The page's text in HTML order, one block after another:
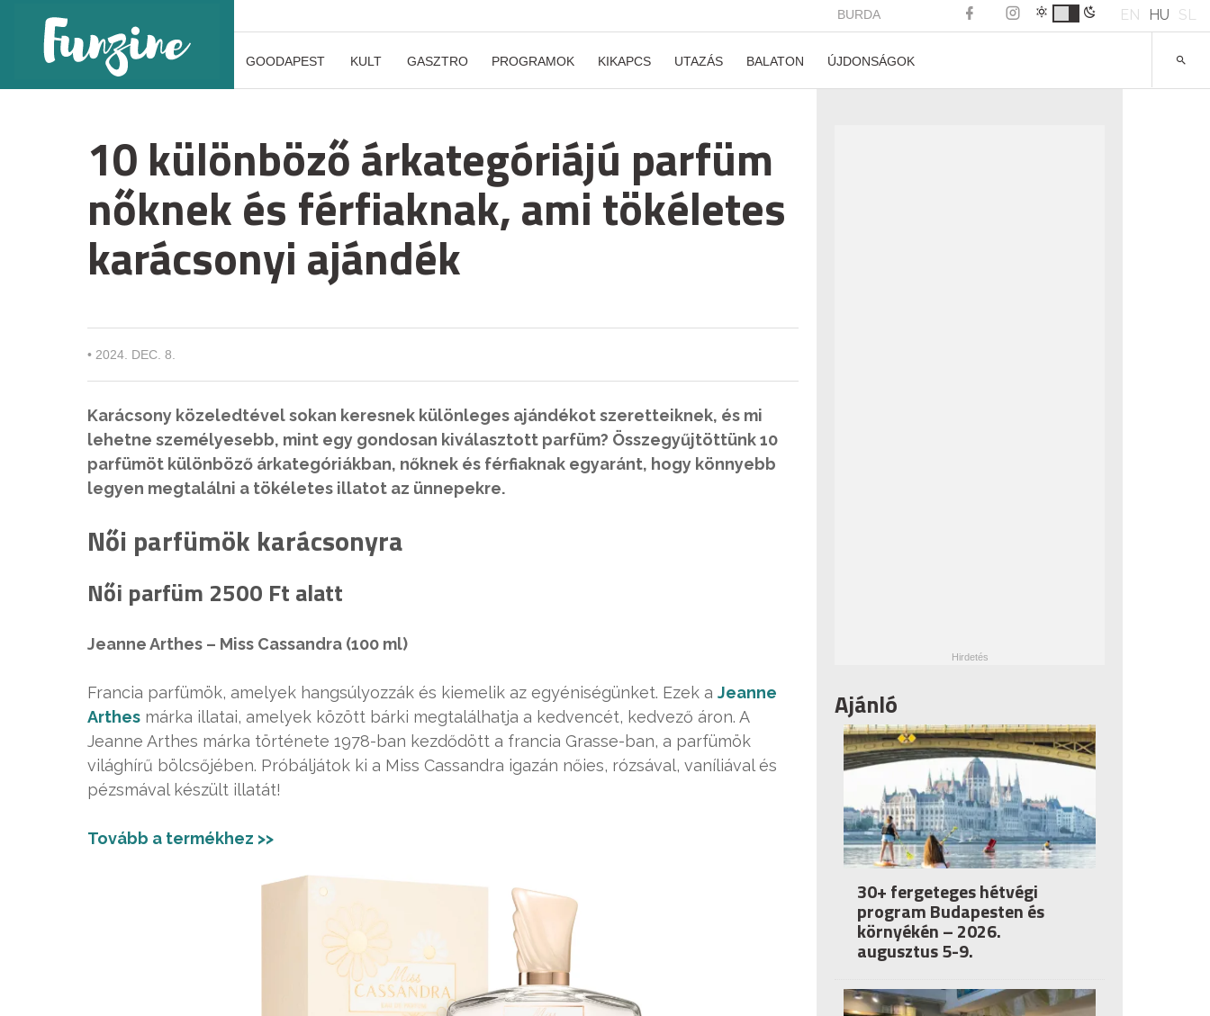
BURDA EN HU SL
GOODAPEST KULT GASZTRO PROGRAMOK KIKAPCS UTAZÁS BALATON ÚJDONSÁGOK
10 különböző árkategóriájú parfüm
nőknek és férfiaknak, ami tökéletes
karácsonyi ajándék
• 2024. DEC. 8.
Karácsony közeledtével sokan keresnek különleges ajándékot szeretteiknek, és mi
lehetne személyesebb, mint egy gondosan kiválasztott parfüm? Összegyűjtöttünk 10
parfümöt különböző árkategóriákban, nőknek és férfiaknak egyaránt, hogy könnyebb
legyen megtalálni a tökéletes illatot az ünnepekre.
Női parfümök karácsonyra
Női parfüm 2500 Ft alatt
Jeanne Arthes – Miss Cassandra (100 ml)
Francia parfümök, amelyek hangsúlyozzák és kiemelik az egyéniségünket. Ezek a Jeanne
Arthes márka illatai, amelyek között bárki megtalálhatja a kedvencét, kedvező áron. A
Jeanne Arthes márka története 1978-ban kezdődött a francia Grasse-ban, a parfümök
világhírű bölcsőjében. Próbáljátok ki a Miss Cassandra igazán nőies, rózsával, vaníliával és
pézsmával készült illatát!
Tovább a termékhez >>
Ajánló
30+ fergeteges hétvégi
program Budapesten és
környékén – 2026.
augusztus 5-9.